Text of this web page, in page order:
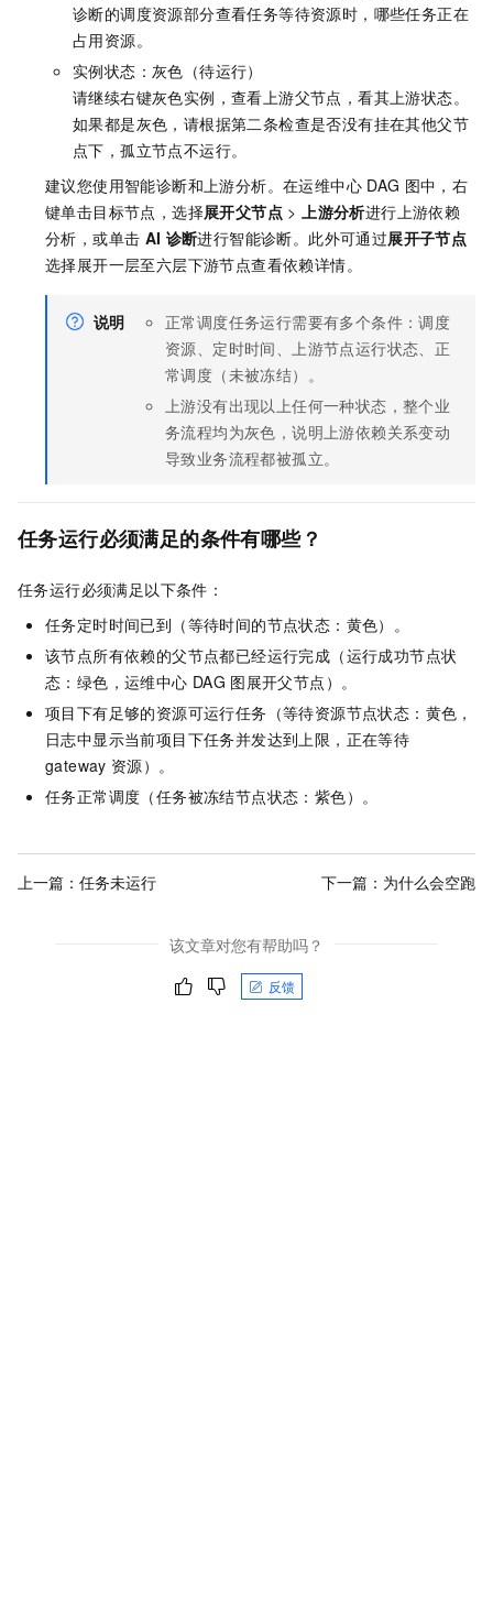
诊断的调度资源部分查看任务等待资源时，哪些任务正在
占用资源。
实例状态：灰色（待运行）
请继续右键灰色实例，查看上游父节点，看其上游状态。
如果都是灰色，请根据第二条检查是否没有挂在其他父节
点下，孤立节点不运行。
建议您使用智能诊断和上游分析。在运维中心 DAG 图中，右
键单击目标节点，选择展开父节点 > 上游分析进行上游依赖
分析，或单击 AI 诊断进行智能诊断。此外可通过展开子节点
选择展开一层至六层下游节点查看依赖详情。
说明
正常调度任务运行需要有多个条件：调度
资源、定时时间、上游节点运行状态、正
常调度（未被冻结）。
上游没有出现以上任何一种状态，整个业
务流程均为灰色，说明上游依赖关系变动
导致业务流程都被孤立。
任务运行必须满足的条件有哪些？
任务运行必须满足以下条件：
任务定时时间已到（等待时间的节点状态：黄色）。
该节点所有依赖的父节点都已经运行完成（运行成功节点状
态：绿色，运维中心 DAG 图展开父节点）。
项目下有足够的资源可运行任务（等待资源节点状态：黄色，
日志中显示当前项目下任务并发达到上限，正在等待
gateway 资源）。
任务正常调度（任务被冻结节点状态：紫色）。
上一篇： 任务未运行 下一篇： 为什么会空跑
该文章对您有帮助吗？
反馈